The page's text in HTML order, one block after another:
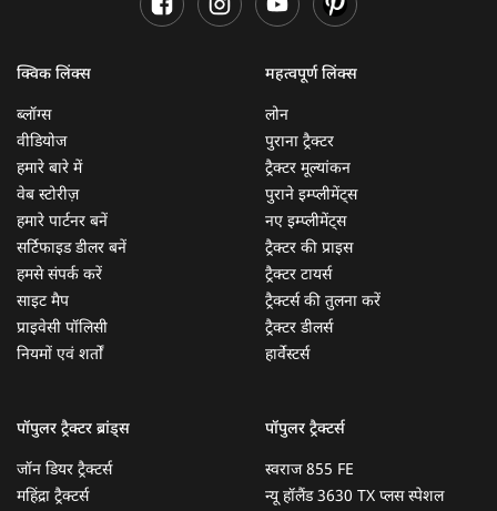
क्विक लिंक्स
ब्लॉग्स
वीडियोज
हमारे बारे में
वेब स्टोरीज़
हमारे पार्टनर बनें
सर्टिफाइड डीलर बनें
हमसे संपर्क करें
साइट मैप
प्राइवेसी पॉलिसी
नियमों एवं शर्तों
महत्वपूर्ण लिंक्स
लोन
पुराना ट्रैक्टर
ट्रैक्टर मूल्यांकन
पुराने इम्प्लीमेंट्स
नए इम्प्लीमेंट्स
ट्रैक्टर की प्राइस
ट्रैक्टर टायर्स
ट्रैक्टर्स की तुलना करें
ट्रैक्टर डीलर्स
हार्वेस्टर्स
पॉपुलर ट्रैक्टर ब्रांड्स
जॉन डियर ट्रैक्टर्स
महिंद्रा ट्रैक्टर्स
पॉपुलर ट्रैक्टर्स
स्वराज 855 FE
न्यू हॉलैंड 3630 TX प्लस स्पेशल